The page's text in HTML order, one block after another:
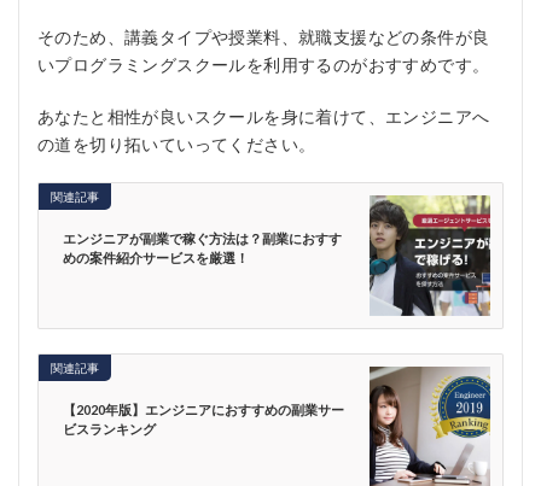
そのため、講義タイプや授業料、就職支援などの条件が良
いプログラミングスクールを利用するのがおすすめです。
あなたと相性が良いスクールを身に着けて、エンジニアへ
の道を切り拓いていってください。
関連記事
エンジニアが副業で稼ぐ方法は？副業におすす
めの案件紹介サービスを厳選！
関連記事
【2020年版】エンジニアにおすすめの副業サー
ビスランキング